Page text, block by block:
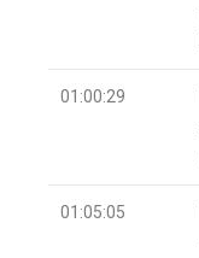
01:00:29
01:05:05